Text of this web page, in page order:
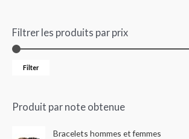
Filtrer les produits par prix
Filter
Produit par note obtenue
Bracelets hommes et femmes